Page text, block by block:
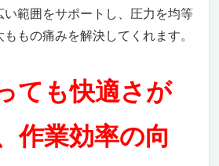
い範囲をサポートし、圧力を均等
もの痛みを解決してくれます。
ても快適さが
作業効率の向